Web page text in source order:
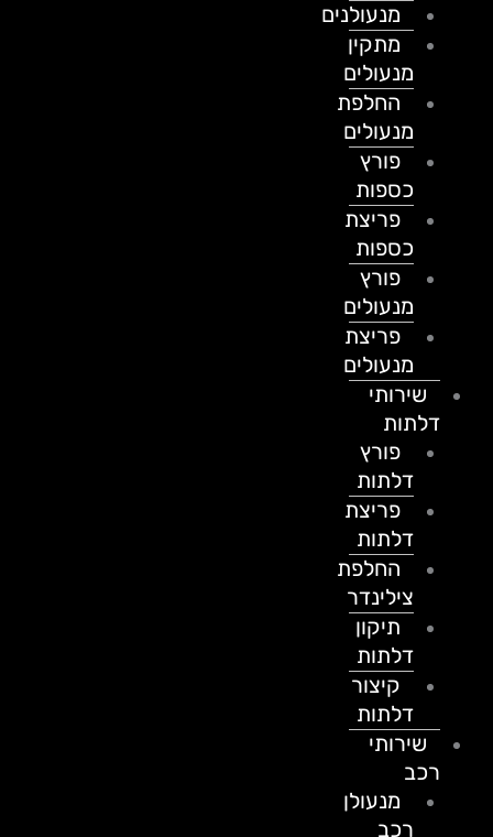
מנעולנים
מתקין
מנעולים
החלפת
מנעולים
פורץ
כספות
פריצת
כספות
פורץ
מנעולים
פריצת
מנעולים
שירותי
דלתות
פורץ
דלתות
פריצת
דלתות
החלפת
צילינדר
תיקון
דלתות
קיצור
דלתות
שירותי
מנעולן